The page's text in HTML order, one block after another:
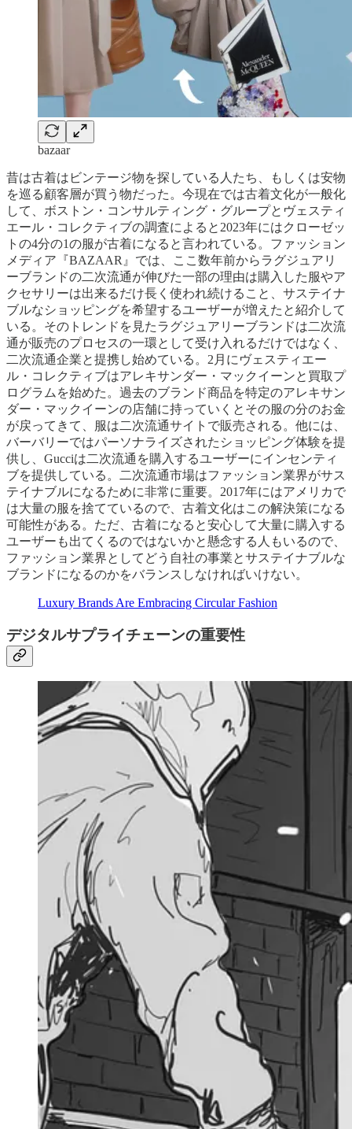
bazaar
昔は古着はビンテージ物を探している人たち、もしくは安物
を巡る顧客層が買う物だった。今現在では古着文化が一般化
して、ボストン・コンサルティング・グループとヴェスティ
エール・コレクティブの調査によると2023年にはクローゼッ
トの4分の1の服が古着になると言われている。ファッション
メディア『BAZAAR』では、ここ数年前からラグジュアリ
ーブランドの二次流通が伸びた一部の理由は購入した服やア
クセサリーは出来るだけ長く使われ続けること、サステイナ
ブルなショッピングを希望するユーザーが増えたと紹介して
いる。そのトレンドを見たラグジュアリーブランドは二次流
通が販売のプロセスの一環として受け入れるだけではなく、
二次流通企業と提携し始めている。2月にヴェスティエー
ル・コレクティブはアレキサンダー・マックイーンと買取プ
ログラムを始めた。過去のブランド商品を特定のアレキサン
ダー・マックイーンの店舗に持っていくとその服の分のお金
が戻ってきて、服は二次流通サイトで販売される。他には、
バーバリーではパーソナライズされたショッピング体験を提
供し、Gucciは二次流通を購入するユーザーにインセンティ
ブを提供している。二次流通市場はファッション業界がサス
テイナブルになるために非常に重要。2017年にはアメリカで
は大量の服を捨てているので、古着文化はこの解決策になる
可能性がある。ただ、古着になると安心して大量に購入する
ユーザーも出てくるのではないかと懸念する人もいるので、
ファッション業界としてどう自社の事業とサステイナブルな
ブランドになるのかをバランスしなければいけない。
Luxury Brands Are Embracing Circular Fashion
デジタルサプライチェーンの重要性